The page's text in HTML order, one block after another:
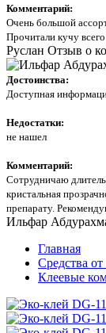
Комментарий:
Очень большой
Прочитали кучу
Руслан Отзыв о
Достоинства:
Доступная
Недостатки:
не нашел
Комментарий:
Сотрудничаю
кристальная
препарату.
Ильфар
Главная
Средства
Клеевые